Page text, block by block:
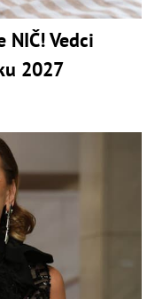
NIČ! Vedci
2027